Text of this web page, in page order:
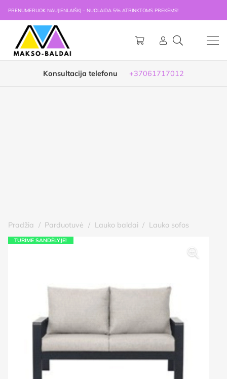
PRENUMERUOK NAUJIENLAIŠKĮ – NUOLAIDA 5% ATRINKTOMS PREKĖMS!
Konsultacija telefonu +37061717012
Pradžia / Parduotuvė / Lauko baldai / Lauko sofos
TURIME SANDĖLYJE!